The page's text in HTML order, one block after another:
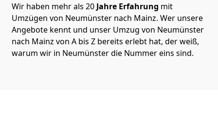
Wir haben mehr als 20 Jahre Erfahrung mit
Umzügen von Neumünster nach Mainz. Wer unsere
Angebote kennt und unser Umzug von Neumünster
nach Mainz von A bis Z bereits erlebt hat, der weiß,
warum wir in Neumünster die Nummer eins sind.